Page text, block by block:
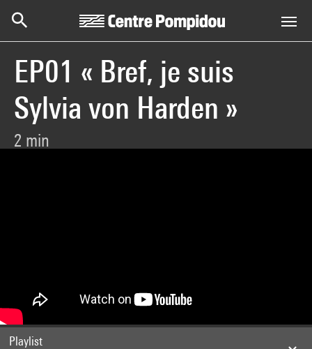
EP01 « Bref, je suis
Sylvia von Harden »
2 min
Playlist